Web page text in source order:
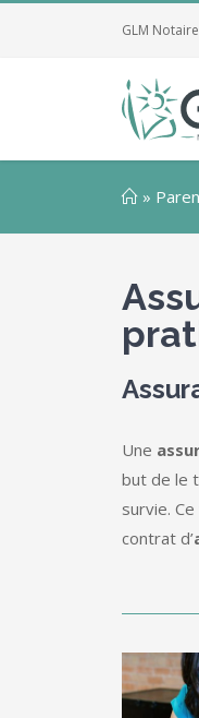
GLM
»
Une
but de le
survie.
contrat d’